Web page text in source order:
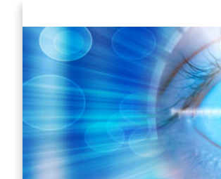
to
content
vinivida.lk